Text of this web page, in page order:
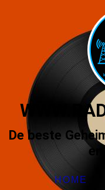
De beste
HOME